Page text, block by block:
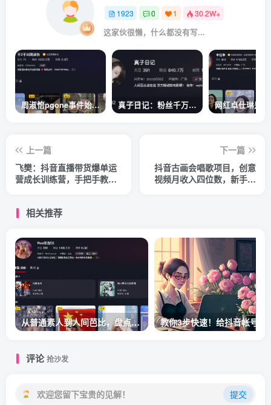
1923 0 1 30.2W+
这家伙很懒，什么都没有写...
周淑怡pgone事件始末，周淑怡现状 真子日记：粉丝千万的真子日记是最懂反转的网红吗？
上一篇
飞樊：抖音直播带货爆单运
营成长训练营，手把手教你
下一篇
抖音古画会唱歌项目，创意
视频月收入四位数，新手即
相关推荐
从普通素人到人间芭比，盘点Real机智张的走红之路
评论抢沙发
欢迎您留下宝贵的见解！ 提交